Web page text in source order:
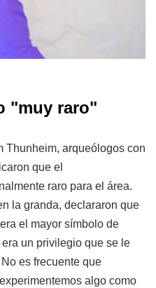
"muy raro"
Thunheim, arqueólogos con
que el
raro para el área.
la granda, declararon que
el mayor símbolo de
un privilegio que se le
es frecuente que
algo como